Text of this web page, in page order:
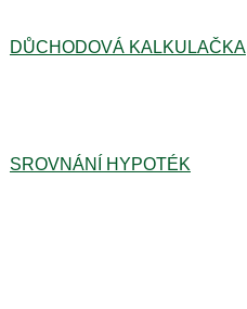
DŮCHODOVÁ KALKULAČKA
SROVNÁNÍ HYPOTÉK